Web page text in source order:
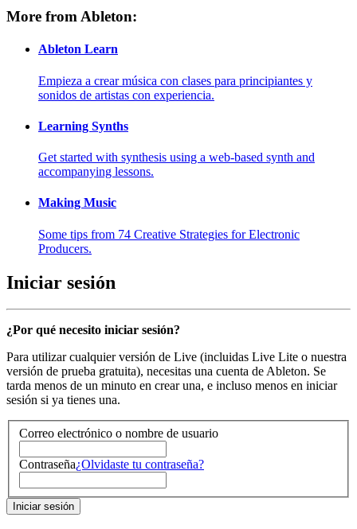
More from Ableton:
Ableton Learn
Empieza a crear música con clases para principiantes y
sonidos de artistas con experiencia.
Learning Synths
Get started with synthesis using a web-based synth and
accompanying lessons.
Making Music
Some tips from 74 Creative Strategies for Electronic
Producers.
Iniciar sesión
¿Por qué necesito iniciar sesión?
Para utilizar cualquier versión de Live (incluidas Live Lite o nuestra
versión de prueba gratuita), necesitas una cuenta de Ableton. Se
tarda menos de un minuto en crear una, e incluso menos en iniciar
sesión si ya tienes una.
Correo electrónico o nombre de usuario
Contraseña¿Olvidaste tu contraseña?